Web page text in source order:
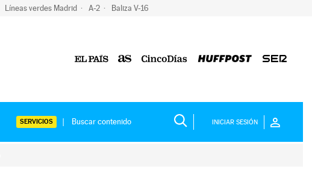
Líneas verdes Madrid A-2 Baliza V-16
SERVICIOS INICIAR SESIÓN